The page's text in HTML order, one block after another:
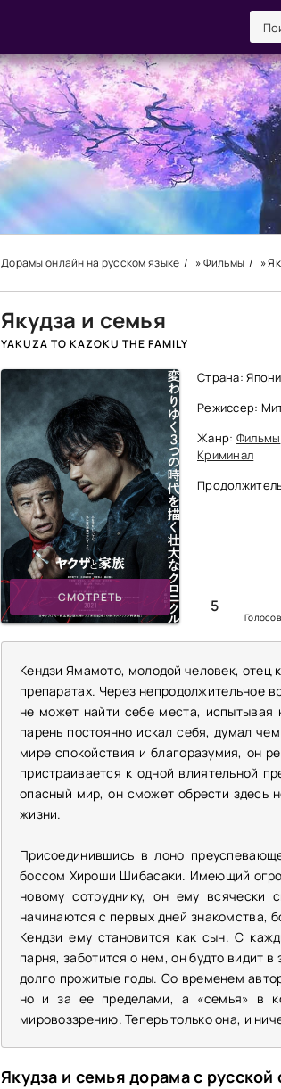
Дорамы онлайн на русском языке »Фильмы »
Якудза и семья
YAKUZA TO KAZOKU THE FAMILY
СМОТРЕТЬ
Страна:
Режиссер:
Жанр: Фильмы
Криминал
5
Кендзи Ямамото, молодой человек, отец
препаратах. Через непродолжительное
не может найти себе места, испытывая
парень постоянно искал себя, думал
мире спокойствия и благоразумия, он
пристраивается к одной влиятельной
опасный мир, он сможет обрести здесь
жизни.
Присоединившись в лоно
боссом Хироши Шибасаки. Имеющий
новому сотруднику, он ему всячески
начинаются с первых дней знакомства,
Кендзи ему становится как сын. С
парня, заботится о нем, он будто видит
долго прожитые годы. Со временем
но и за ее пределами, а «семья» в
мировоззрению. Теперь только она, и
Якудза и семья дорама с